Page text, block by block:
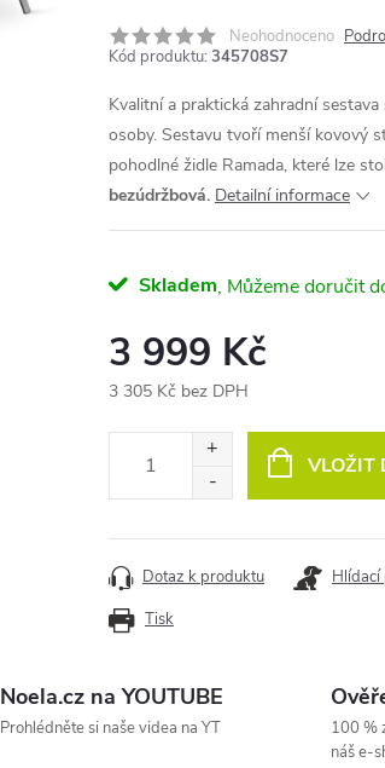
Neohodnoceno
Kód produktu: 345708S7
Kvalitní a praktická zahradní
osoby. Sestavu tvoří menší kovový
pohodlné židle Ramada, které lze
bezúdržbová. Detailní informace
Skladem
3 999 Kč
3 305 Kč bez DPH
VLOŽIT
Tisk
Dotaz k produktu Hlídací
Noela.cz na YOUTUBE
Prohlédněte si naše videa na YT
100 %
náš e-